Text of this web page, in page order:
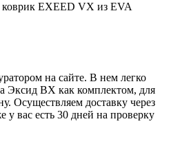
коврик EXEED VX из EVA
на сайте. В нем легко
Эксид ВХ как комплектом, для
Осуществляем доставку через
вас есть 30 дней на проверку